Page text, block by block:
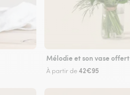
Mélodie et son vase offert
À partir de42€95